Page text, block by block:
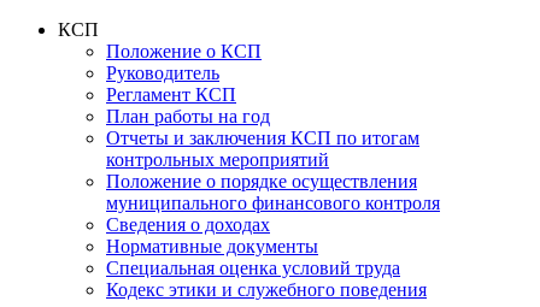
КСП
Положение о КСП
Руководитель
Регламент КСП
План работы на год
Отчеты и заключения КСП по итогам
контрольных мероприятий
Положение о порядке осуществления
муниципального финансового контроля
Сведения о доходах
Нормативные документы
Специальная оценка условий труда
Кодекс этики и служебного поведения